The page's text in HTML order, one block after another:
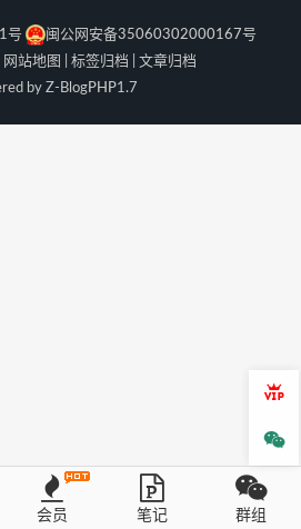
号
闽公网安备35060302000167号
网站地图 标签归档
文章归档
by Z-BlogPHP1.7
会员 笔记 群组
会员
微信